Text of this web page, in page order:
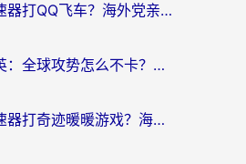
国外用什么加速器打QQ飞车？海外党亲测有效的国服游戏加速指南
国外玩反恐精英：全球攻势怎么不卡？老玩家亲测的加速器选择指南
国外用什么加速器打奇迹暖暖游戏？海外党国服手游畅玩全攻略（附3款热门游戏实测）